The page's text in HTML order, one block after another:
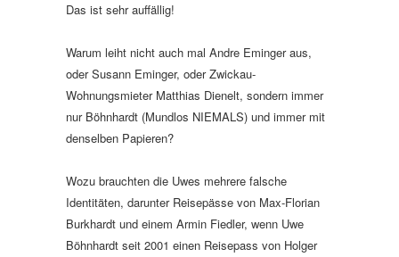
Das ist sehr auffällig!
Warum leiht nicht auch mal Andre Eminger aus,
oder Susann Eminger, oder Zwickau-
Wohnungsmieter Matthias Dienelt, sondern immer
nur Böhnhardt (Mundlos NIEMALS) und immer mit
denselben Papieren?
Wozu brauchten die Uwes mehrere falsche
Identitäten, darunter Reisepässe von Max-Florian
Burkhardt und einem Armin Fiedler, wenn Uwe
Böhnhardt seit 2001 einen Reisepass von Holger